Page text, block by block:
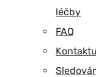
léčby
FAQ